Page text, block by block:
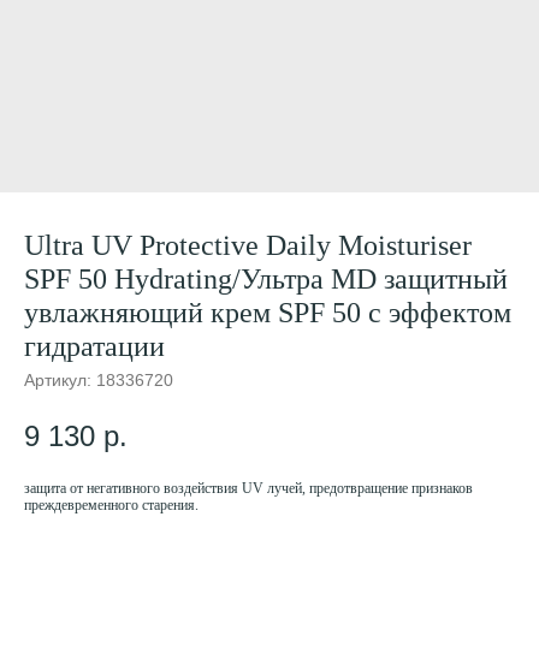
Ultra UV Protective Daily Moisturiser
SPF 50 Hydrating/Ультра MD защитный
увлажняющий крем SPF 50 с эффектом
гидратации
Артикул: 18336720
9 130 р.
защита от негативного воздействия UV лучей, предотвращение признаков
преждевременного старения.